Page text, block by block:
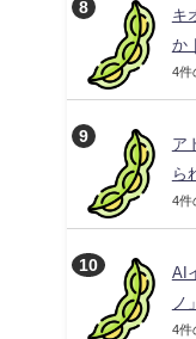
キ
か
4件
ア
ら
4件
AI
ノ
4件